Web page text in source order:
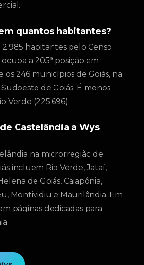
quantos habitantes?
habitantes pelo Censo
a 205ª posição em
246 municípios de Goiás, na
de Goiás. É menos
Verde (225.696).
Castelândia a Wys
na microrregião de
incluem Rio Verde, Jataí,
de Goiás, Caiapônia,
Montividiu e Maurilândia. Em
páginas dedicadas para